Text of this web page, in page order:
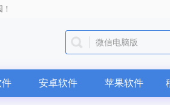
微信电脑版
件 安卓软件 苹果软件